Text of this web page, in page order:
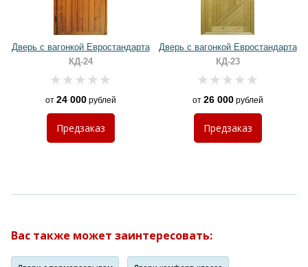
Дверь с вагонкой Евростандарта
КД-24
от 24 000рублей
Предзаказ
Дверь с вагонкой Евростандарта
КД-23
от 26 000рублей
Предзаказ
Вас также может заинтересовать: